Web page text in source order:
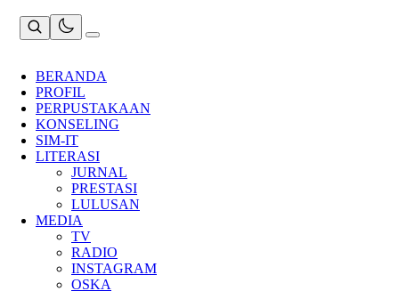
BERANDA
PROFIL
PERPUSTAKAAN
KONSELING
SIM-IT
LITERASI
JURNAL
PRESTASI
LULUSAN
MEDIA
TV
RADIO
INSTAGRAM
OSKA